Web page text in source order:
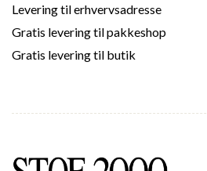
Levering til erhvervsadresse
Gratis levering til pakkeshop
Gratis levering til butik